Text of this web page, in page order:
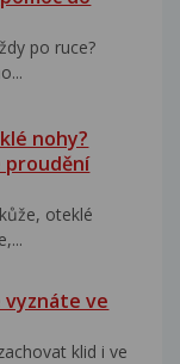
po ruce?
nohy?
proudění
oteklé
vyznáte ve
klid i ve